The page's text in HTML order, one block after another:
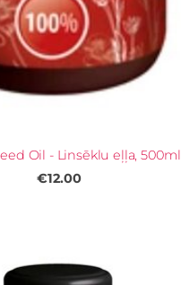
Oil - Linsēklu eļļa, 500ml
€12.00